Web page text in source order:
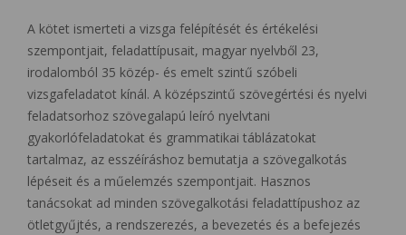
A kötet ismerteti a vizsga felépítését és értékelési
szempontjait, feladattípusait, magyar nyelvből 23,
irodalomból 35 közép- és emelt szintű szóbeli
vizsgafeladatot kínál. A középszintű szövegértési és nyelvi
feladatsorhoz szövegalapú leíró nyelvtani
gyakorlófeladatokat és grammatikai táblázatokat
tartalmaz, az esszéíráshoz bemutatja a szövegalkotás
lépéseit és a műelemzés szempontjait. Hasznos
tanácsokat ad minden szövegalkotási feladattípushoz az
ötletgyűjtés, a rendszerezés, a bevezetés és a befejezés